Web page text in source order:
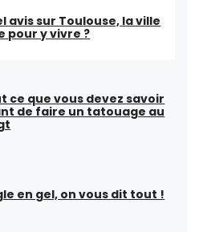
avis sur Toulouse, la ville
pour y vivre ?
ce que vous devez savoir
de faire un tatouage au
en gel, on vous dit tout !